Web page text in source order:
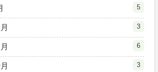
5
3
6
3